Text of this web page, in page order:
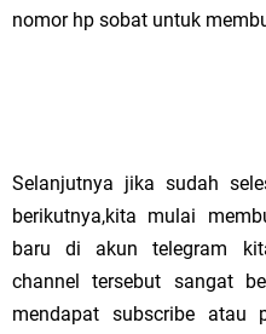
nomor hp sobat untuk
Selanjutnya jika sudah
berikutnya,kita mulai
baru di akun telegram
channel tersebut sangat
mendapat subscribe atau